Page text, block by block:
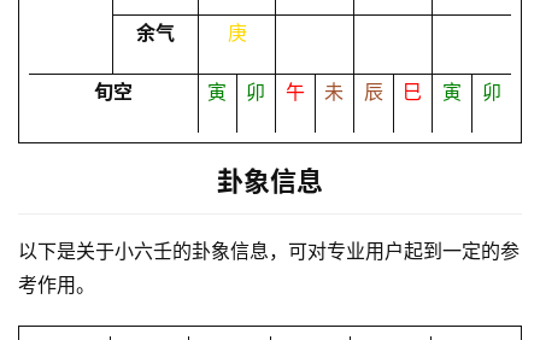
余气 庚
旬空 寅 卯 午 未 辰 巳 寅 卯
卦象信息
以下是关于小六壬的卦象信息，可对专业用户起到一定的参
考作用。